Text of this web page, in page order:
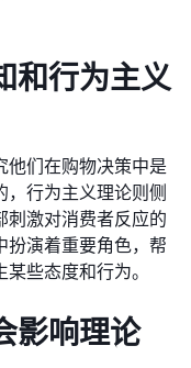
和行为主义
他们在购物决策中是
，行为主义理论则侧
刺激对消费者反应的
扮演着重要角色，帮
些态度和行为。
影响理论